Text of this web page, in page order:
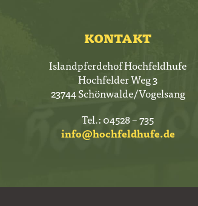
KONTAKT
Islandpferdehof Hochfeldhufe
Hochfelder Weg 3
23744 Schönwalde/Vogelsang
Tel.: 04528 – 735
info@hochfeldhufe.de